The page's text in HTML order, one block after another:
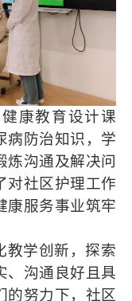
康教育设计课
病防治知识，学
炼沟通及解决问
对社区护理工作
康服务事业筑牢
教学创新，探索
、沟通良好且具
的努力下，社区